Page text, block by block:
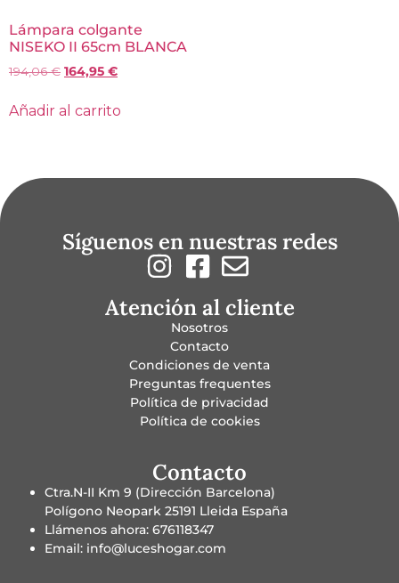
Lámpara colgante
NISEKO II 65cm BLANCA
194,06€ 164,95 €
Añadir al carrito
Síguenos en nuestras redes
Atención al cliente
Nosotros
Contacto
Condiciones de venta
Preguntas frequentes
Política de privacidad
Política de cookies
Contacto
Ctra.N-II Km 9 (Dirección Barcelona)
Polígono Neopark 25191 Lleida España
Llámenos ahora: 676118347
Email: info@luceshogar.com